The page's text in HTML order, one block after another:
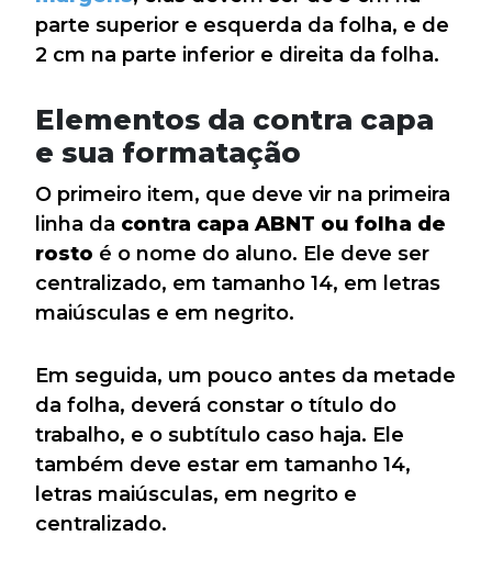
parte superior e esquerda da folha, e de
2 cm na parte inferior e direita da folha.
Elementos da contra capa
e sua formatação
O primeiro item, que deve vir na primeira
linha da contra capa ABNT ou folha de
rosto é o nome do aluno. Ele deve ser
centralizado, em tamanho 14, em letras
maiúsculas e em negrito.
Em seguida, um pouco antes da metade
da folha, deverá constar o título do
trabalho, e o subtítulo caso haja. Ele
também deve estar em tamanho 14,
letras maiúsculas, em negrito e
centralizado.